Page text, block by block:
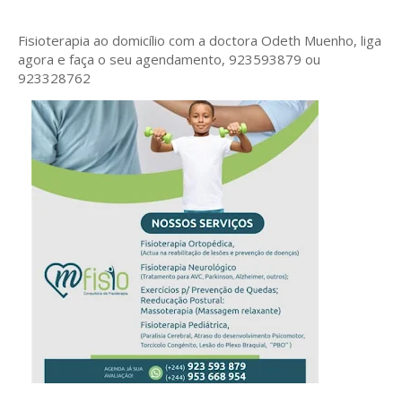
Fisioterapia ao domicílio com a doctora Odeth Muenho, liga
agora e faça o seu agendamento, 923593879 ou
923328762